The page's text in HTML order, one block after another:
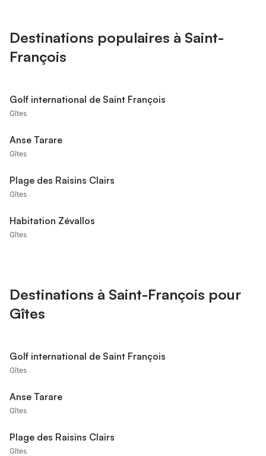
Destinations populaires à Saint-
François
Golf international de Saint François
Gîtes
Anse Tarare
Gîtes
Plage des Raisins Clairs
Gîtes
Habitation Zévallos
Gîtes
Destinations à Saint-François pour
Gîtes
Golf international de Saint François
Gîtes
Anse Tarare
Gîtes
Plage des Raisins Clairs
Gîtes